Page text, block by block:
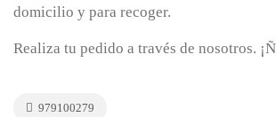
domicilio y para recoger.
Realiza tu pedido a través de nosotros.
979100279